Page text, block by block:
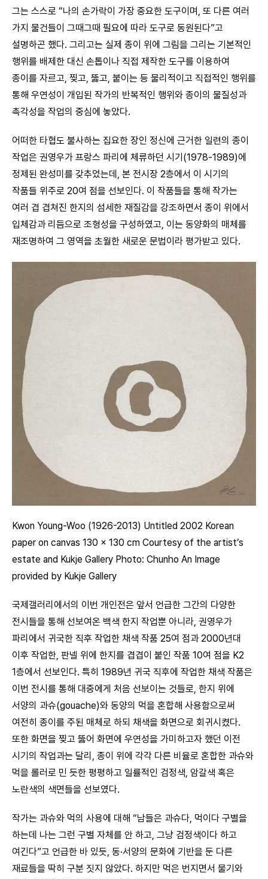
그는 스스로 “나의 손가락이 가장 중요한 도구이며, 또 다른 여러
가지 물건들이 그때그때 필요에 따라 도구로 동원된다”고
설명하곤 했다. 그리고는 실제 종이 위에 그림을 그리는 기본적인
행위를 배제한 대신 손톱이나 직접 제작한 도구를 이용하여
종이를 자르고, 찢고, 뚫고, 붙이는 등 물리적이고 직접적인 행위를
통해 우연성이 개입된 작가의 반복적인 행위와 종이의 물질성과
촉각성을 작업의 중심에 놓았다.
어떠한 타협도 불사하는 집요한 장인 정신에 근거한 일련의 종이
작업은 권영우가 프랑스 파리에 체류하던 시기(1978-1989)에
정제된 완성미를 갖추었는데, 본 전시장 2층에서 이 시기의
작품들 위주로 20여 점을 선보인다. 이 작품들을 통해 작가는
여러 겹 겹쳐진 한지의 섬세한 재질감을 강조하면서 종이 위에서
입체감과 리듬으로 조형성을 구성하였고, 이는 동양화의 매체를
재조명하여 그 영역을 초월한 새로운 문법이라 평가받고 있다.
Kwon Young-Woo (1926-2013) Untitled 2002 Korean
paper on canvas 130 x 130 cm Courtesy of the artist’s
estate and Kukje Gallery Photo: Chunho An Image
provided by Kukje Gallery
국제갤러리에서의 이번 개인전은 앞서 언급한 그간의 다양한
전시들을 통해 선보여온 백색 한지 작업뿐 아니라, 권영우가
파리에서 귀국한 직후 작업한 채색 작품 25여 점과 2000년대
이후 작업한, 판넬 위에 한지를 겹겹이 붙인 작품 10여 점을 K2
1층에서 선보인다. 특히 1989년 귀국 직후에 작업한 채색 작품은
이번 전시를 통해 대중에게 처음 선보이는 것들로, 한지 위에
서양의 과슈(gouache)와 동양의 먹을 혼합해 사용함으로써
여전히 종이를 주된 매체로 하되 채색을 화면으로 회귀시켰다.
또한 화면을 찢고 뚫어 화면에 우연성을 가미하고자 했던 이전
시기의 작업과는 달리, 종이 위에 각각 다른 비율로 혼합한 과슈와
먹을 롤러로 민 듯한 평평하고 일률적인 검정색, 암갈색 혹은
노란색의 색면들을 선보였다.
작가는 과슈와 먹의 사용에 대해 “남들은 과슈다, 먹이다 구별을
하는데 나는 그런 구별 자체를 안 하고, 그냥 검정색이다 하고
여긴다”고 언급한 바 있듯, 동·서양의 문화에 기반을 둔 다른
재료들을 딱히 구분 짓지 않았다. 하지만 먹은 번지면서 물기와